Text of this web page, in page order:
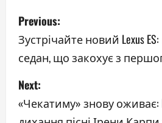
P
o
s
t
n
Previous:
Зустрічайте новий Lexus
седан, що закохує з
Next:
«Чекатиму» знову оживає: